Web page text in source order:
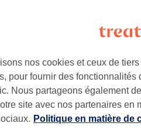
à partir de100 €
à partir de 38,25 €
Économisez jusqu'à 15%
nos cookies et ceux de
pour fournir des
Nous partageons également
site avec nos partenaires en
Politique en matière de